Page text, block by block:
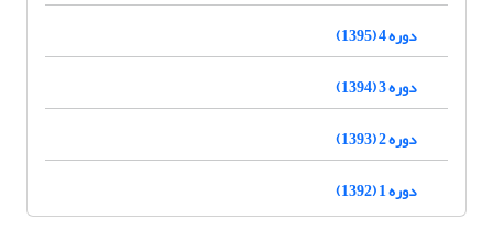
دوره 4 (1395)
دوره 3 (1394)
دوره 2 (1393)
دوره 1 (1392)